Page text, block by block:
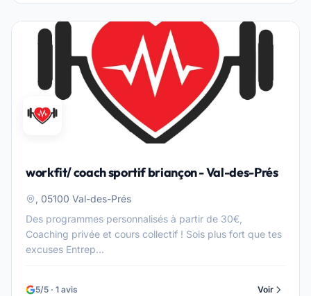
workfit/ coach sportif briançon - Val-des-Prés
, 05100 Val-des-Prés
Des programmes personnalisés à partir de 30€,
Coaching privée et cours collectif ! Sois plus fort que tes
excuses Entrep...
5/5 · 1 avis Voir